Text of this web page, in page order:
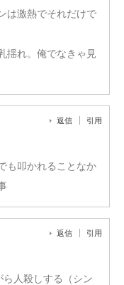
は激熱でそれだけで
揺れ。俺でなきゃ見
返信 引用
も叩かれることなか
返信 引用
人殺しする（シン